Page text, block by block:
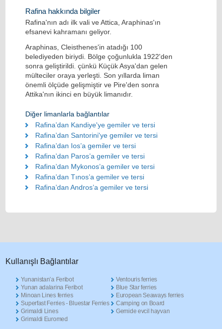
Rafina hakkında bilgiler
Rafina'nın adı ilk vali ve Attica, Araphinas'ın
efsanevi kahramanı geliyor.
Araphinas, Cleisthenes'in atadığı 100
belediyeden biriydi. Bölge çoğunlukla 1922'den
sonra geliştirildi. çünkü Küçük Asya'dan gelen
mülteciler oraya yerleşti. Son yıllarda liman
önemli ölçüde gelişmiştir ve Pire'den sonra
Attika'nın ikinci en büyük limanıdır.
Diğer limanlarla bağlantılar
Rafina’dan Kandiye'ye gemiler ve tersi
Rafina’dan Santorini'ye gemiler ve tersi
Rafina’dan Ios’a gemiler ve tersi
Rafina’dan Paros’a gemiler ve tersi
Rafina’dan Mykonos’a gemiler ve tersi
Rafina’dan Tınos’a gemiler ve tersi
Rafina’dan Andros’a gemiler ve tersi
Κullanışlı Βağlantılar
Yunanistan’a Feribot
Yunan adalarina Feribot
Minoan Lines ferries
Superfast Ferries - Bluestar Ferries
Grimaldi Lines
Grimaldi Euromed
Ventouris ferries
Blue Star ferries
European Seaways ferries
Camping on Board
Gemide evcil hayvan